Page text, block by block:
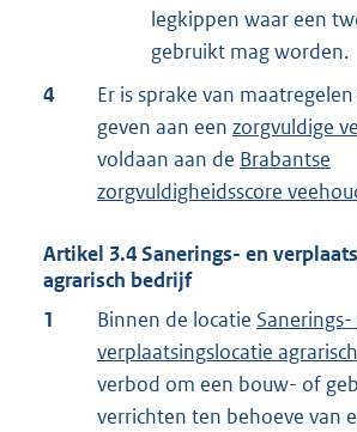
legkippen waar een
gebruikt mag worden.
4
Er is sprake van
geven aan een zorgvuldige
voldaan aan de Brabantse
zorgvuldigheidsscore
Artikel 3.4Sanerings- en
agrarisch bedrijf
1
Binnen de locatie Sanerings-
verplaatsingslocatie
verbod om een bouw- of
verrichten ten behoeve van